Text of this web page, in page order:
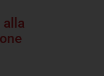
alla